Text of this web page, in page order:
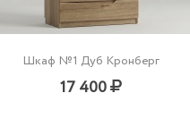
Шкаф №1 Дуб Кронберг
17 400